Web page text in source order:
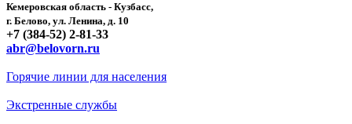
Кемеровская область - Кузбасс,
г. Белово, ул. Ленина, д. 10
+7 (384-52) 2-81-33
abr@belovorn.ru
Горячие линии для населения
Экстренные службы